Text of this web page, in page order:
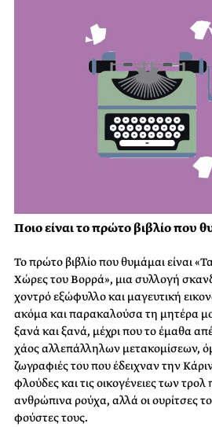
Ποιο είναι το πρώτο βιβλίο που
Το πρώτο βιβλίο που θυμάμαι είναι
Χώρες του Βορρά», μια συλλογή
χοντρό εξώφυλλο και μαγευτική
ακόμα και παρακαλούσα τη μητέρα
ξανά και ξανά, μέχρι που το έμαθα
χάος αλλεπάλληλων μετακομίσεων,
ζωγραφιές του που έδειχναν την
φλούδες και τις οικογένειες των
ανθρώπινα ρούχα, αλλά οι ουρίτσες
φούστες τους.